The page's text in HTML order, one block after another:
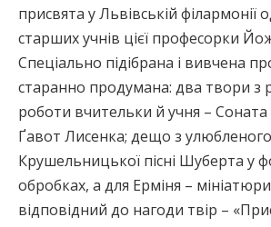
присвята у Львівській філармонії
старших учнів цієї професорки
Спеціально підібрана і вивчена
старанно продумана: два твори з
роботи вчительки й учня –
Ґавот Лисенка; дещо з
Крушельницької пісні Шуберта у
обробках, а для Ерміня –
відповідний до нагоди твір –